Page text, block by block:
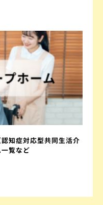
知症対応型共同生活介
覧など